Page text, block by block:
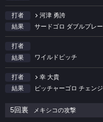
打者
河津 勇誇
結果
サードゴロ ダブルプレー
打者
結果
ワイルドピッチ
打者
幸 大貴
結果
ピッチャーゴロ チェンジ
5回裏 メキシコの攻撃